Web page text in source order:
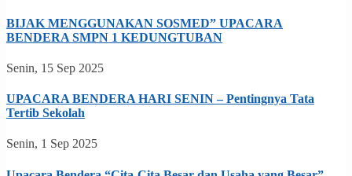
BIJAK MENGGUNAKAN SOSMED” UPACARA
BENDERA SMPN 1 KEDUNGTUBAN
Senin, 15 Sep 2025
UPACARA BENDERA HARI SENIN – Pentingnya Tata
Tertib Sekolah
Senin, 1 Sep 2025